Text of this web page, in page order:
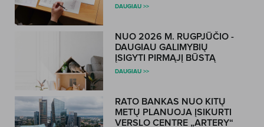
DAUGIAU >>
NUO 2026 M. RUGPJŪČIO -
DAUGIAU GALIMYBIŲ
ĮSIGYTI PIRMĄJĮ BŪSTĄ
DAUGIAU >>
RATO BANKAS NUO KITŲ
METŲ PLANUOJA ĮSIKURTI
VERSLO CENTRE „ARTERY“